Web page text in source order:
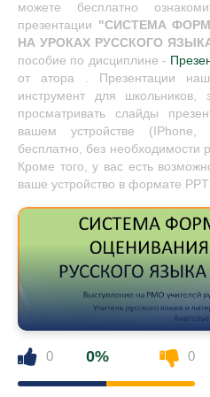
можете бесплатно
презентации "СИСТЕМА
НА УРОКАХ РУССКОГО
пособие по дисциплине -
от атора . Презентации
инструмент для школьников,
просматривать слайды
вашем устройстве
бесплатно, без необходимости
Кроме того, у вас есть
ваше устройство в формате
0 0% 0